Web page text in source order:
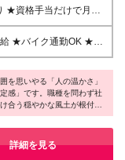
すことやサポートす
の専門スキルを手に
い方
★資格手当だけで月給
待遇に差異はありませ
月 ☆2種電気工事士：
円／月 ☆3種電気主
設備士甲4種：20,000
★バイク通勤OK ★練
自社ビルにて勤務して
が費用を支給します
を思いやる「人の温かさ」
感」です。職種を問わず社
合う穏やかな風土が根付い
用を全額負担するなど、社
です。年間休日125日と私
キルと自信を身につけられ
詳細を見る